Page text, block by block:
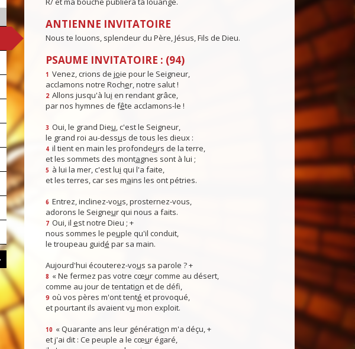
ANTIENNE INVITATOIRE
Nous te louons, splendeur du Père, Jésus, Fils de Dieu.
PSAUME INVITATOIRE : (94)
1 Venez, crions de joie pour le Seigneur,
acclamons notre Rocher, notre salut !
2 Allons jusqu'à lui en rendant grâce,
par nos hymnes de fête acclamons-le !
3 Oui, le grand Dieu, c'est le Seigneur,
le grand roi au-dessus de tous les dieux :
4 il tient en main les profondeurs de la terre,
et les sommets des montagnes sont à lui ;
5 à lui la mer, c'est lui qui l'a faite,
et les terres, car ses mains les ont pétries.
6 Entrez, inclinez-vous, prosternez-vous,
adorons le Seigneur qui nous a faits.
7 Oui, il est notre Dieu ; +
nous sommes le peuple qu'il conduit,
le troupeau guidé par sa main.
Aujourd'hui écouterez-vous sa parole ? +
8 « Ne fermez pas votre cœur comme au désert,
comme au jour de tentation et de défi,
9 où vos pères m'ont tenté et provoqué,
et pourtant ils avaient vu mon exploit.
10 « Quarante ans leur génération m'a déçu, +
et j'ai dit : Ce peuple a le cœur égaré,